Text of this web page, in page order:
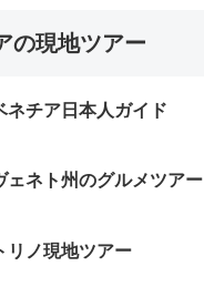
の現地ツアー
ネチア日本人ガイド
ェネト州のグルメツアー
リノ現地ツアー